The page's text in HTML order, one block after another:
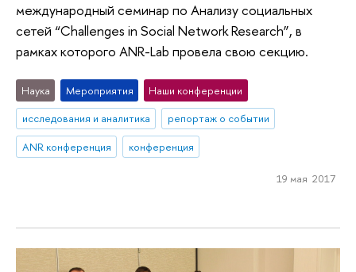
международный семинар по Анализу социальных
сетей “Challenges in Social Network Research”, в
рамках которого ANR-Lab провела свою секцию.
Наука Мероприятия
Наши конференции
исследования и аналитика
репортаж о событии
ANR конференция
конференция
19 мая 2017